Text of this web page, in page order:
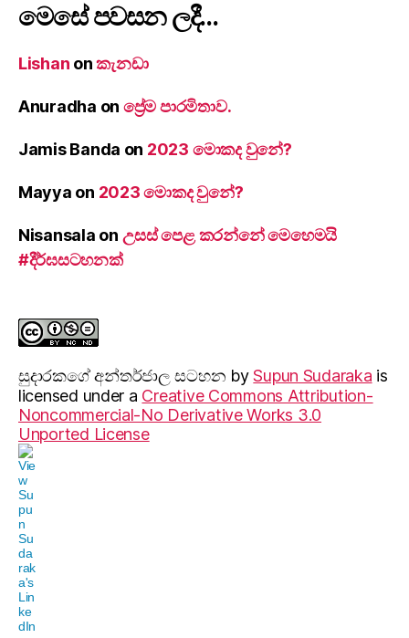
මෙසේ පවසන ලදී…
Lishan onකැනඩා
Anuradha on ප්‍රේම පාරමිතාව.
Jamis Banda on 2023 මොකද වුනේ?
Mayya on 2023 මොකද වුනේ?
Nisansala on උසස් පෙළ කරන්නේ මෙහෙමයි
#දීර්ඝසටහනක්
සුදාරක‍ගේ අන්තර්ජාල සටහන bySupun Sudaraka is
licensed under a Creative Commons Attribution-
Noncommercial-No Derivative Works 3.0
Unported License